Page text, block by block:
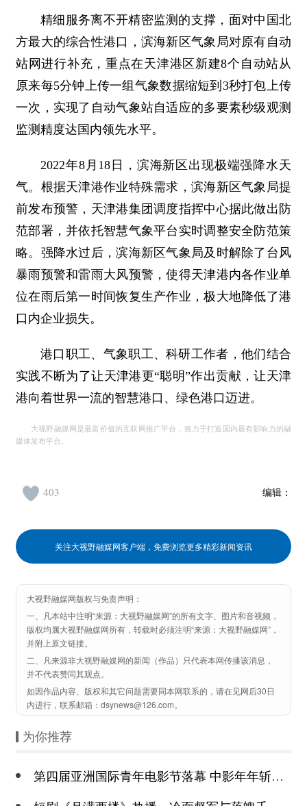
精细服务离不开精密监测的支撑，面对中国北
方最大的综合性港口，滨海新区气象局对原有自动
站网进行补充，重点在天津港区新建8个自动站从
原来每5分钟上传一组气象数据缩短到3秒打包上传
一次，实现了自动气象站自适应的多要素秒级观测
监测精度达国内领先水平。
2022年8月18日，滨海新区出现极端强降水天
气。根据天津港作业特殊需求，滨海新区气象局提
前发布预警，天津港集团调度指挥中心据此做出防
范部署，并依托智慧气象平台实时调整安全防范策
略。强降水过后，滨海新区气象局及时解除了台风
暴雨预警和雷雨大风预警，使得天津港内各作业单
位在雨后第一时间恢复生产作业，极大地降低了港
口内企业损失。
港口职工、气象职工、科研工作者，他们结合
实践不断为了让天津港更“聪明”作出贡献，让天津
港向着世界一流的智慧港口、绿色港口迈进。
大视野融媒网是最富价值的互联网推广平台，致力于打造国内最有影响力的融
媒体发布平台。
编辑：
403
关注大视野融媒网客户端，免费浏览更多精彩新闻资讯
大视野融媒网版权与免责声明：
一、凡本站中注明“来源：大视野融媒网”的所有文字、图片和音视频，
版权均属大视野融媒网所有，转载时必须注明“来源：大视野融媒网”，
并附上原文链接。
二、凡来源非大视野融媒网的新闻（作品）只代表本网传播该消息，
并不代表赞同其观点。
如因作品内容、版权和其它问题需要同本网联系的，请在见网后30日
内进行，联系邮箱：dsynews@126.com。
为你推荐
第四届亚洲国际青年电影节落幕 中影年年斩获颇丰